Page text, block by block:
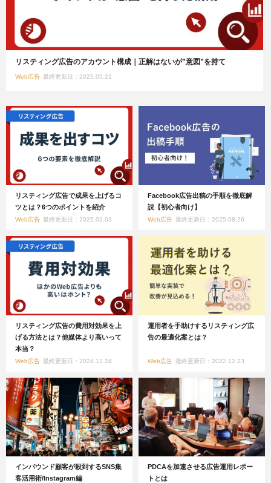
リスティング広告のアカウント構成｜正解はないが”意図”を持て
Web広告 最終更新日：2025.05.21
リスティング広告で成果を上げるコ
ツとは？6つのポイントを紹介
Web広告 最終更新日：2025.02.03
Facebook広告出稿の手順を徹底解
説【初心者向け】
Web広告 最終更新日：2025.08.26
リスティング広告の費用対効果を上
げる方法とは？他媒体より高いって
本当？
Web広告 最終更新日：2024.12.24
運用者を手助けするリスティング広
告の最適化案とは？
Web広告 最終更新日：2022.12.23
インバウンド顧客が殺到するSNS集
客活用術/Instagram編
PDCAを加速させる広告運用レポー
トとは